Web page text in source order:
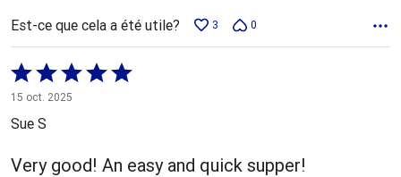
Est-ce que cela a été utile? 3 0
Coté
5 sur
5
15 oct. 2025
Sue S
Very good! An easy and quick supper!